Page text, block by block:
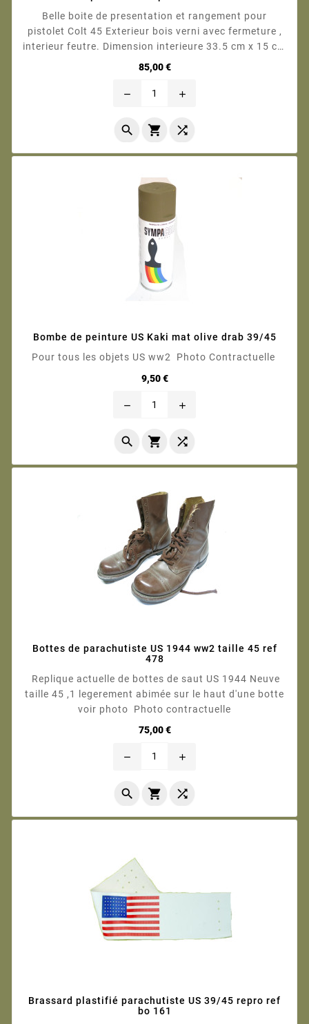
Belle boite de presentation et rangement pour
pistolet Colt 45 Exterieur bois verni avec fermeture ,
interieur feutre. Dimension interieure 33.5 cm x 15 cm
Photo contractuelle Boite vendue nue. <div
85,00 €Prix
remove add
  
Bombe de peinture US Kaki mat olive drab 39/45
Pour tous les objets US ww2 Photo Contractuelle
9,50 €Prix
remove add
  
Bottes de parachutiste US 1944 ww2 taille 45 ref
478
Replique actuelle de bottes de saut US 1944 Neuve
taille 45 ,1 legerement abimée sur le haut d'une botte
voir photo Photo contractuelle
75,00 €Prix
remove add
  
Brassard plastifié parachutiste US 39/45 repro ref
bo 161